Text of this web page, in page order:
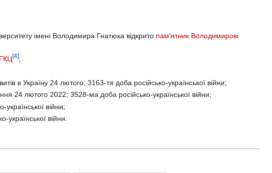
імені Володимира Гнатюка відкрито пам'ятник Володимирові
[4];
в Україну 24 лютого; 3163-тя доба російсько-української війни;
24 лютого 2022; 3528-ма доба російсько-української війни;
війни;
війни.